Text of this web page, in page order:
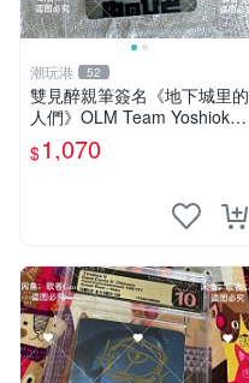
潮玩港 52
雙見醉親筆簽名《地下城里的
人們》OLM Team Yoshioka
親簽照 限量珍藏 3寸照片 收
藏佳品 地下城 OLML Yoshio
$1,070